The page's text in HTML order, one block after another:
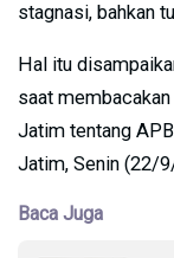
stagnasi, bahkan
Hal itu
saat
Jatim tentang
Jatim, Senin (22/
Baca Juga